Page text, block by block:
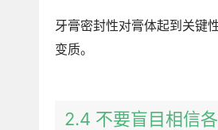
牙膏密封性对膏体起到关键
变质。
2.4 不要盲目相信